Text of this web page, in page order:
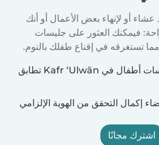
أو لإنهاء بعض الأعمال أو أنك
فيمكنك العثور على جليسات
تستغرقه في إقناع طفلك بالنوم.
لا توجد حاليًا أي جليسات أطفال في Kafr ‘Ulwān تطابق
إكمال التحقق من الهوية الإلزامي
اشترك مجانًا